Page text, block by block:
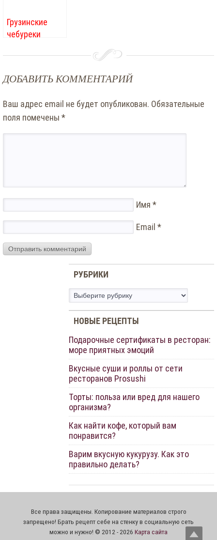
Грузинские
чебуреки
ДОБАВИТЬ КОММЕНТАРИЙ
Ваш адрес email не будет опубликован. Обязательные
поля помечены *
Имя *
Email *
РУБРИКИ
Рубрики
НОВЫЕ РЕЦЕПТЫ
Подарочные сертификаты в ресторан:
море приятных эмоций
Вкусные суши и роллы от сети
ресторанов Prosushi
Торты: польза или вред для нашего
организма?
Как найти кофе, который вам
понравится?
Варим вкусную кукурузу. Как это
правильно делать?
Все права защищены. Копирование материалов строго
запрещено! Брать рецепт себе на стенку в социальную сеть
можно и нужно! © 2012 - 2026 Карта сайта